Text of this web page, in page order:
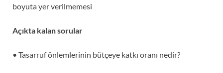
boyuta yer verilmemesi
Açıkta kalan sorular
• Tasarruf önlemlerinin bütçeye katkı oranı nedir?